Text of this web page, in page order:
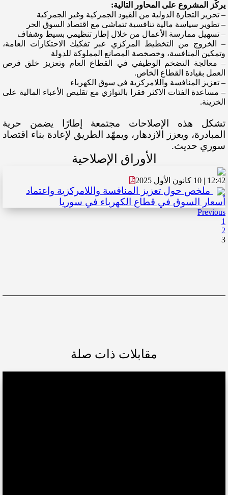
يركّز المشروع على المحاور التالية:
– تحرير التجارة الدولية من القيود الجمركية وغير الجمركية
– تطوير سياسة مالية تنافسية تتماشى مع اقتصاد السوق الحر
– تسهيل ممارسة الأعمال من خلال إطار تنظيمي بسيط وشفاف
– الخروج من التخطيط المركزي عبر تفكيك الاحتكارات العامة،
وتمكين المنافسة، وخصخصة المصانع المملوكة للدولة
– معالجة التضخم الوظيفي في القطاع العام وتعزيز خلق فرص
العمل بقيادة القطاع الخاص.
– تعزيز المنافسة واللامركزية في سوق الكهرباء
– مساعدة الفئات الاكثر فقرا بالتوازي مع تقليص الأعباء المالية على
الخزينة.
تشكل هذه الإصلاحات مجتمعة إطارًا يضمن حرية
المبادرة، ويعزز الازدهار، ويمهّد الطريق لإعادة بناء اقتصاد
سوري حديث.
الأوراق الإصلاحية
12:42 | 10 كانون الأول 2025
ملخص حول تعزيز المنافسة واللامركزية واعتماد
أسعار السوق في قطاع الكهرباء في سوريا
Previous
1
2
3
مقابلات ذات صلة